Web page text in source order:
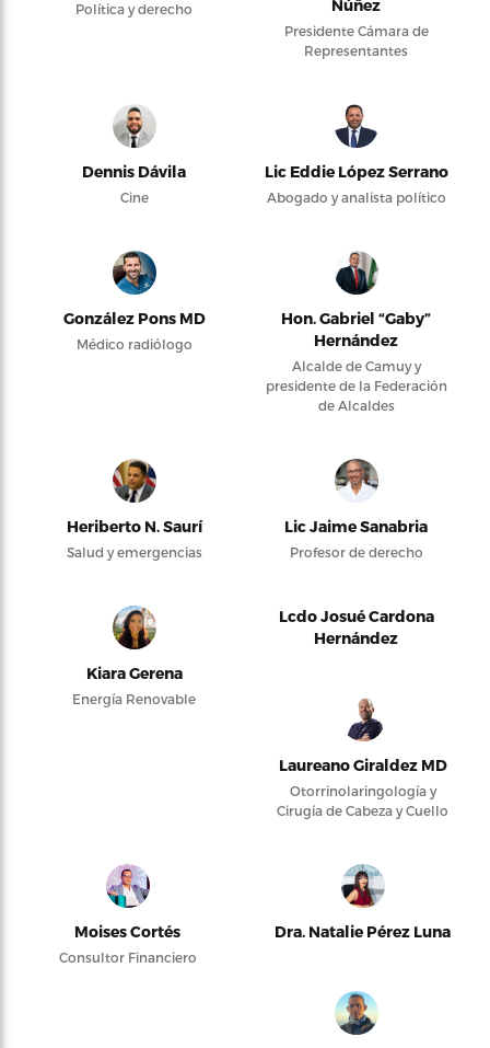
Política y derecho Núñez
Presidente Cámara de
Representantes
Dennis Dávila
Cine
Lic Eddie López Serrano
Abogado y analista político
González Pons MD
Médico radiólogo
Hon. Gabriel “Gaby”
Hernández
Alcalde de Camuy y
presidente de la Federación
de Alcaldes
Heriberto N. Saurí
Salud y emergencias
Lic Jaime Sanabria
Profesor de derecho
Kiara Gerena
Energía Renovable
Lcdo Josué Cardona
Hernández
Laureano Giraldez MD
Otorrinolaringología y
Cirugía de Cabeza y Cuello
Moises Cortés
Consultor Financiero
Dra. Natalie Pérez Luna